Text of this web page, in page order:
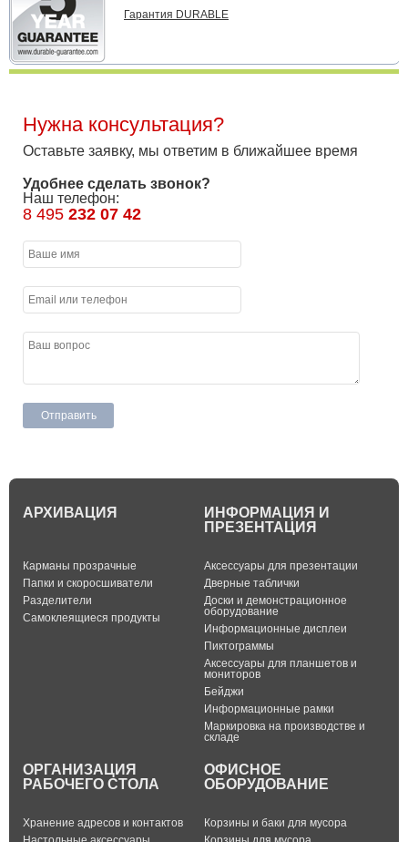
Гарантия DURABLE
Нужна консультация?
Оставьте заявку, мы ответим в ближайшее время
Удобнее сделать звонок?
Наш телефон:
8 495 232 07 42
АРХИВАЦИЯ
Карманы прозрачные
Папки и скоросшиватели
Разделители
Самоклеящиеся продукты
ИНФОРМАЦИЯ И
ПРЕЗЕНТАЦИЯ
Аксессуары для презентации
Дверные таблички
Доски и демонстрационное
оборудование
Информационные дисплеи
Пиктограммы
Аксессуары для планшетов и
мониторов
Бейджи
Информационные рамки
Маркировка на производстве и
складе
ОРГАНИЗАЦИЯ
РАБОЧЕГО СТОЛА
Хранение адресов и контактов
ОФИСНОЕ
ОБОРУДОВАНИЕ
Корзины и баки для мусора